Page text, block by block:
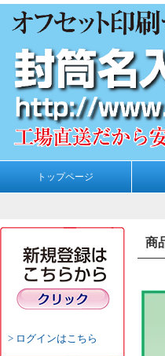
トップページ
ログインはこちら
商